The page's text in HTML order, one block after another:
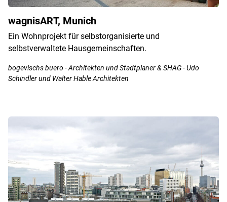
wagnisART, Munich
Ein Wohnprojekt für selbstorganisierte und
selbstverwaltete Hausgemeinschaften.
bogevischs buero - Architekten und Stadtplaner & SHAG - Udo
Schindler und Walter Hable Architekten